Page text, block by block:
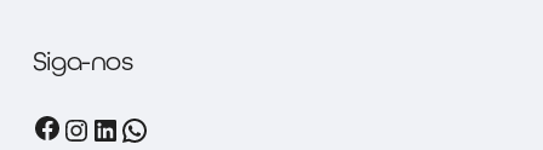
Siga-nos
Facebook
Instagram
LinkedIn